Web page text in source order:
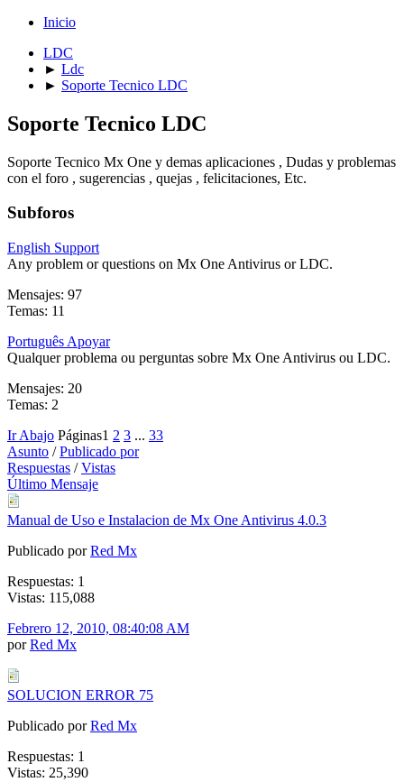
Inicio
LDC
► Ldc
► Soporte Tecnico LDC
Soporte Tecnico LDC
Soporte Tecnico Mx One y demas aplicaciones , Dudas y problemas
con el foro , sugerencias , quejas , felicitaciones, Etc.
Subforos
English Support
Any problem or questions on Mx One Antivirus or LDC.
Mensajes: 97
Temas: 11
Português Apoyar
Qualquer problema ou perguntas sobre Mx One Antivirus ou LDC.
Mensajes: 20
Temas: 2
Ir Abajo Páginas1 2 3 ... 33
Asunto /Publicado por
Respuestas /Vistas
Último Mensaje
Manual de Uso e Instalacion de Mx One Antivirus 4.0.3
Publicado porRed Mx
Respuestas: 1
Vistas: 115,088
Febrero 12, 2010, 08:40:08 AM
porRed Mx
SOLUCION ERROR 75
Publicado porRed Mx
Respuestas: 1
Vistas: 25,390